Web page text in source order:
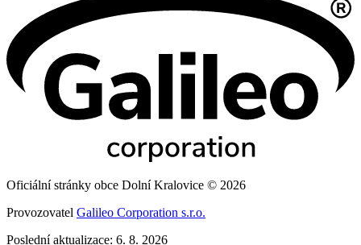
Oficiální stránky obce Dolní Kralovice © 2026
Provozovatel Galileo Corporation s.r.o.
Poslední aktualizace: 6. 8. 2026